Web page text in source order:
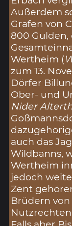
Außerdem
Grafen von
800 Gulden,
Wertheim (
zum 13.
Dörfer
Ober- und
Nider
auch das
Wildbanns,
Wertheim
jedoch
Zent
Brüdern